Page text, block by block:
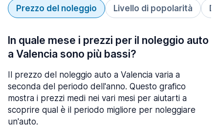
Prezzo del noleggio Livello di popolarità
In quale mese i prezzi per il noleggio auto
a Valencia sono più bassi?
Il prezzo del noleggio auto a Valencia varia a
seconda del periodo dell'anno. Questo grafico
mostra i prezzi medi nei vari mesi per aiutarti a
scoprire qual è il periodo migliore per noleggiare
un'auto.